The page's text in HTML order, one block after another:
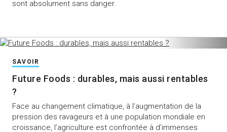
sont absolument sans danger.
SAVOIR
Future Foods : durables, mais aussi rentables
?
Face au changement climatique, à l’augmentation de la
pression des ravageurs et à une population mondiale en
croissance, l’agriculture est confrontée à d’immenses